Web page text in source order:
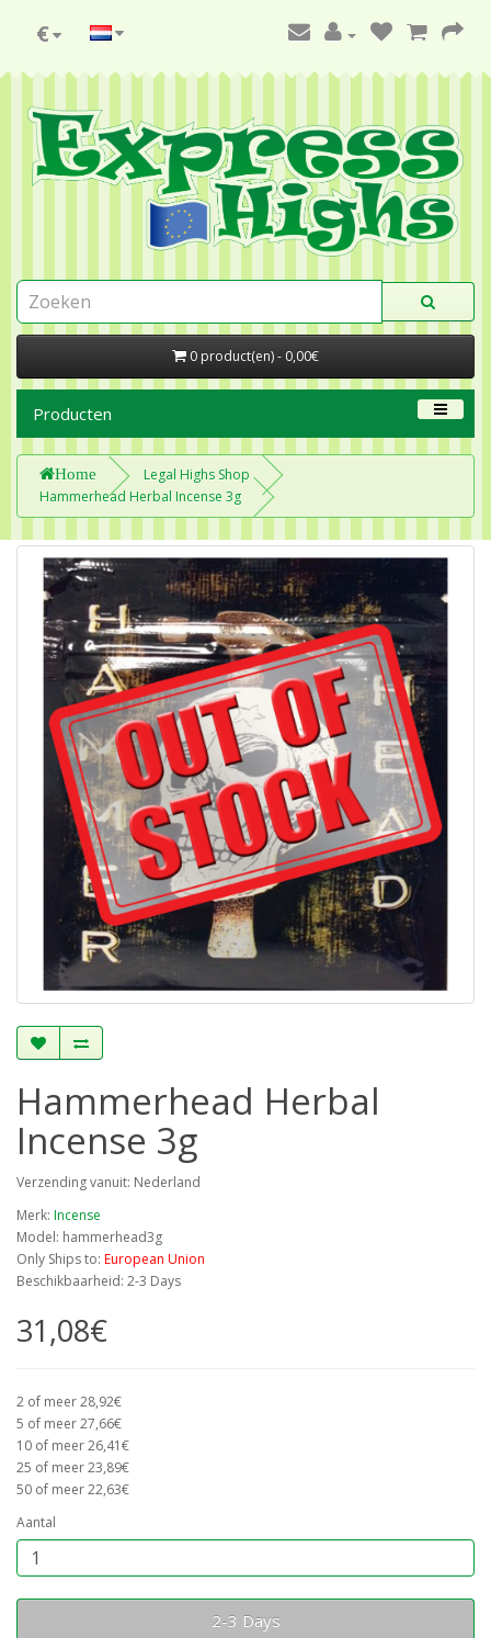
€
0 product(en) - 0,00€
Producten
Home
Legal Highs Shop
Hammerhead Herbal Incense 3g
Hammerhead Herbal
Incense 3g
Verzending vanuit: Nederland
Merk: Incense
Model: hammerhead3g
Only Ships to: European Union
Beschikbaarheid: 2-3 Days
31,08€
2 of meer 28,92€
5 of meer 27,66€
10 of meer 26,41€
25 of meer 23,89€
50 of meer 22,63€
Aantal
2-3 Days